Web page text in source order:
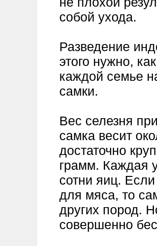
собой ухода.
Разведение
этого нужно,
каждой семье
самки.
Вес селезня
самка весит
достаточно
грамм. Каждая
сотни яиц.
для мяса, то
других пород.
совершенно